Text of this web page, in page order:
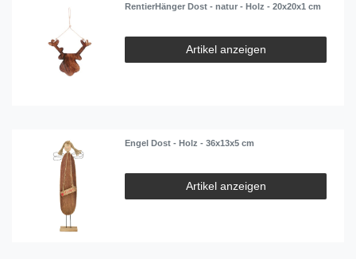
RentierHänger Dost - natur - Holz - 20x20x1 cm
Artikel anzeigen
Engel Dost - Holz - 36x13x5 cm
Artikel anzeigen